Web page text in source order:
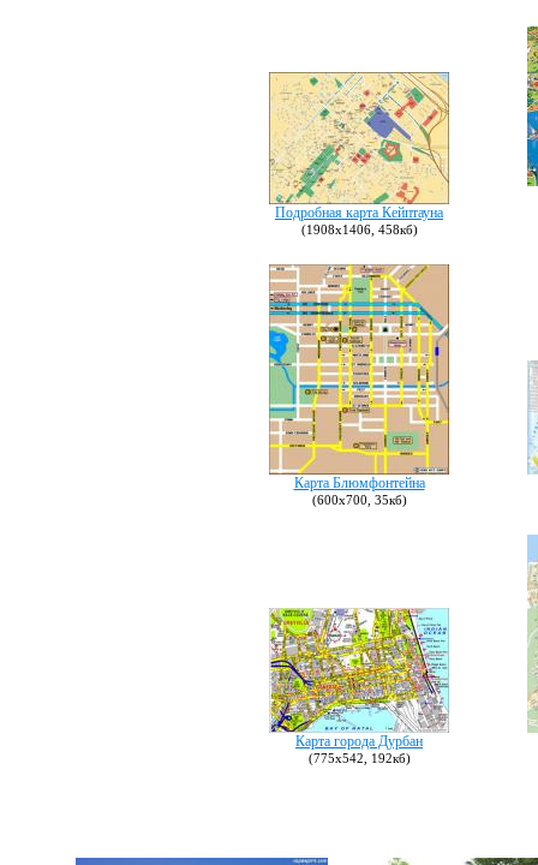
Подробная карта Кейптауна
(1908х1406, 458кб)
Карта Блюмфонтейна
(600х700, 35кб)
Карта города Дурбан
(775х542, 192кб)